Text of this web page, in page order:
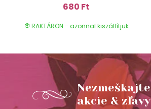
680 Ft
RAKTÁRON - azonnal kiszállítjuk
Nezmeškajte
akcie & zľavy